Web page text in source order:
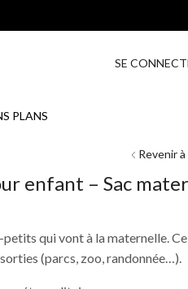
SE
PLANS
Revenir
enfant – Sac
qui vont à la maternelle.
(parcs, zoo, randonnée…).